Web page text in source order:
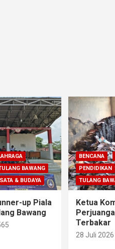
BAWANG
& BUDAYA
up Piala
Bawang
BENCANA
PENDIDIKAN
TULANG
Ketua
Terbakar
28 Juli 2026